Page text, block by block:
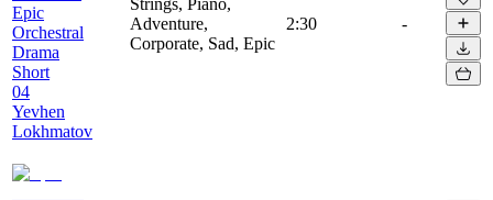
Epic
Orchestral
Drama
Short
04
Yevhen
Lokhmatov
Adventure,
Corporate, Sad, Epic
2:30 -